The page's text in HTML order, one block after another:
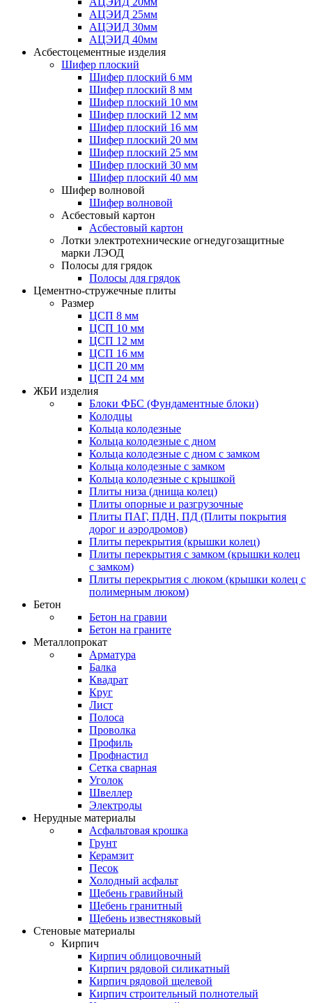
АЦЭИД 25мм
АЦЭИД 30мм
АЦЭИД 40мм
Асбестоцементные изделия
Шифер плоский
Шифер плоский 6 мм
Шифер плоский 8 мм
Шифер плоский 10 мм
Шифер плоский 12 мм
Шифер плоский 16 мм
Шифер плоский 20 мм
Шифер плоский 25 мм
Шифер плоский 30 мм
Шифер плоский 40 мм
Шифер волновой
Шифер волновой
Асбестовый картон
Асбестовый картон
Лотки электротехнические огнедугозащитные
марки ЛЭОД
Полосы для грядок
Полосы для грядок
Цементно-стружечные плиты
Размер
ЦСП 8 мм
ЦСП 10 мм
ЦСП 12 мм
ЦСП 16 мм
ЦСП 20 мм
ЦСП 24 мм
ЖБИ изделия
Блоки ФБС (Фундаментные блоки)
Колодцы
Кольца колодезные
Кольца колодезные с дном
Кольца колодезные с дном с замком
Кольца колодезные с замком
Кольца колодезные с крышкой
Плиты низа (днища колец)
Плиты опорные и разгрузочные
Плиты ПАГ, ПДН, ПД (Плиты покрытия
дорог и аэродромов)
Плиты перекрытия (крышки колец)
Плиты перекрытия с замком (крышки колец
с замком)
Плиты перекрытия с люком (крышки колец с
полимерным люком)
Бетон
Бетон на гравии
Бетон на граните
Металлопрокат
Арматура
Балка
Квадрат
Круг
Лист
Полоса
Проволка
Профиль
Профнастил
Сетка сварная
Уголок
Швеллер
Электроды
Нерудные материалы
Асфальтовая крошка
Грунт
Керамзит
Песок
Холодный асфальт
Щебень гравийный
Щебень гранитный
Щебень известняковый
Стеновые материалы
Кирпич
Кирпич облицовочный
Кирпич рядовой силикатный
Кирпич рядовой щелевой
Кирпич строительный полнотелый